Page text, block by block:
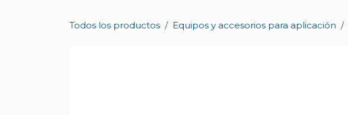
Todos los productos
Equipos y accesorios para aplicación